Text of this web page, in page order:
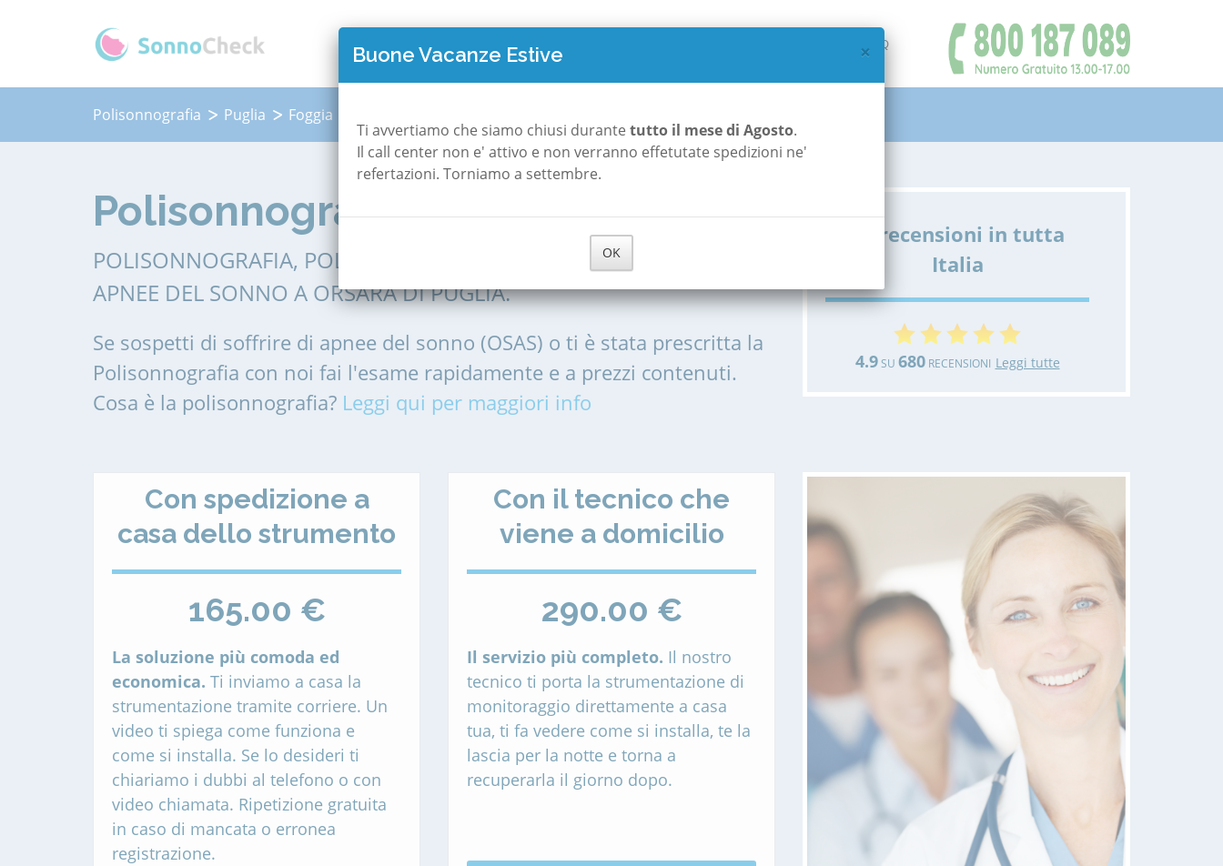
QUANTO COSTA POLISONNOGRAFIA FAQ
Polisonnografia Puglia Foggia
Polisonnografia a Orsara di Puglia
POLISONNOGRAFIA, POLIGRAFIA, POLISONNOGRAMMA PER LE
APNEE DEL SONNO A ORSARA DI PUGLIA.
Se sospetti di soffrire di apnee del sonno (OSAS) o ti è stata prescritta la
Polisonnografia con noi fai l'esame rapidamente e a prezzi contenuti.
Cosa è la polisonnografia? Leggi qui per maggiori info
Le recensioni in tutta
Italia
4.9SU 680RECENSIONI Leggi tutte
Con spedizione a
casa dello strumento
165.00 €
La soluzione più comoda ed
economica. Ti inviamo a casa la
strumentazione tramite corriere. Un
video ti spiega come funziona e
come si installa. Se lo desideri ti
chiariamo i dubbi al telefono o con
video chiamata. Ripetizione gratuita
in caso di mancata o erronea
registrazione.
Con il tecnico che
viene a domicilio
290.00 €
Il servizio più completo. Il nostro
tecnico ti porta la strumentazione di
monitoraggio direttamente a casa
tua, ti fa vedere come si installa, te la
lascia per la notte e torna a
recuperarla il giorno dopo.
×
Buone Vacanze Estive
Ti avvertiamo che siamo chiusi durante tutto il mese di Agosto.
Il call center non e' attivo e non verranno effetutate spedizioni ne'
refertazioni. Torniamo a settembre.
OK